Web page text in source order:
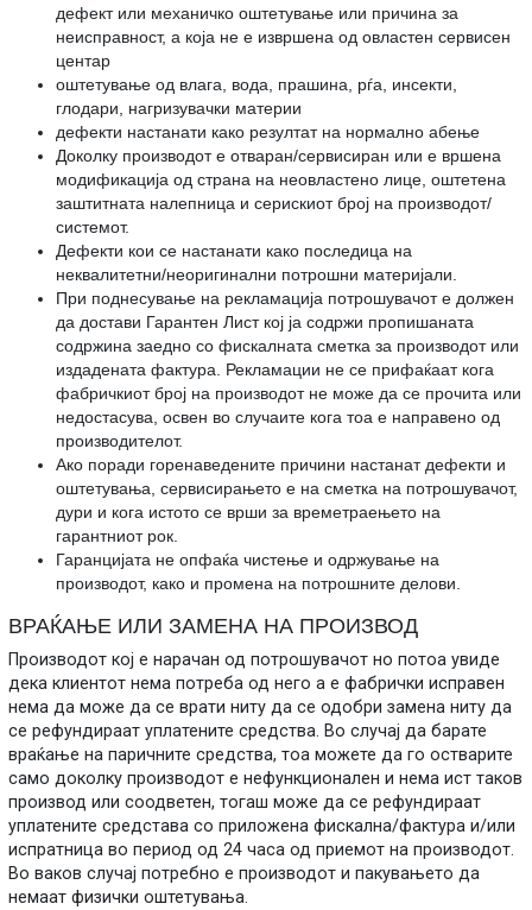
дефект или механичко оштетување или причина за
неисправност, а која не е извршена од овластен сервисен
центар
оштетување од влага, вода, прашина, рѓа, инсекти,
глодари, нагризувачки материи
дефекти настанати како резултат на нормално абење
Доколку производот е отваран/сервисиран или е вршена
модификација од страна на неовластено лице, оштетена
заштитната налепница и серискиот број на производот/
системот.
Дефекти кои се настанати како последица на
неквалитетни/неоригинални потрошни материјали.
При поднесување на рекламација потрошувачот е должен
да достави Гарантен Лист кој ја содржи пропишаната
содржина заедно со фискалната сметка за производот или
издадената фактура. Рекламации не се прифаќаат кога
фабричкиот број на производот не може да се прочита или
недостасува, освен во случаите кога тоа е направено од
производителот.
Ако поради горенаведените причини настанат дефекти и
оштетувања, сервисирањето е на сметка на потрошувачот,
дури и кога истото се врши за времетраењето на
гарантниот рок.
Гаранцијата не опфаќа чистење и одржување на
производот, како и промена на потрошните делови.
ВРАЌАЊЕ ИЛИ ЗАМЕНА НА ПРОИЗВОД
Производот кој е нарачан од потрошувачот но потоа увиде
дека клиентот нема потреба од него а е фабрички исправен
нема да може да се врати ниту да се одобри замена ниту да
се рефундираат уплатените средства. Во случај да барате
враќање на паричните средства, тоа можете да го остварите
само доколку производот е нефункционален и нема ист таков
производ или соодветен, тогаш може да се рефундираат
уплатените средстава со приложена фискална/фактура и/или
испратница во период од 24 часа од приемот на производот.
Во ваков случај потребно е производот и пакувањето да
немаат физички оштетувања.